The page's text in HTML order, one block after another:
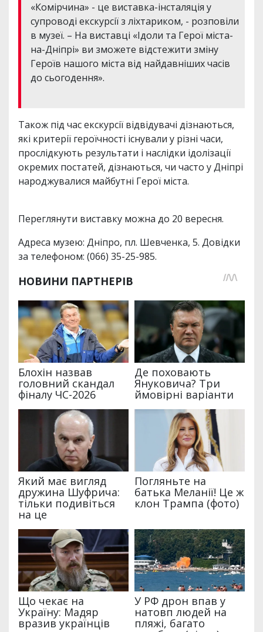
«Комірчина» - це виставка-інсталяція у
супроводі екскурсії з ліхтариком, - розповіли
в музеї. – На виставці «Ідоли та Герої міста-
на-Дніпрі» ви зможете відстежити зміну
Героїв нашого міста від найдавніших часів
до сьогодення».
Також під час екскурсії відвідувачі дізнаються,
які критерії героїчності існували у різні часи,
прослідкують результати і наслідки ідолізації
окремих постатей, дізнаються, чи часто у Дніпрі
народжувалися майбутні Герої міста.
Переглянути виставку можна до 20 вересня.
Адреса музею: Дніпро, пл. Шевченка, 5. Довідки
за телефоном: (066) 35-25-985.